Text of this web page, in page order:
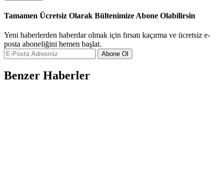
Tamamen Ücretsiz Olarak Bültenimize Abone Olabilirsin
Yeni haberlerden haberdar olmak için fırsatı kaçırma ve ücretsiz e-
posta aboneliğini hemen başlat.
Abone Ol
Benzer Haberler